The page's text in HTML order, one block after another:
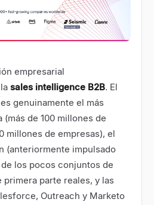
empresarial
sales intelligence B2B. El
genuinamente el más
de 100 millones de
millones de empresas), el
(anteriormente impulsado
los pocos conjuntos de
parte reales, y las
Outreach y Marketo